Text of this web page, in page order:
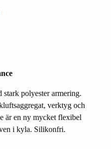
polyester armering.
verktyg och
är en ny mycket flexibel
i kyla. Silikonfri.